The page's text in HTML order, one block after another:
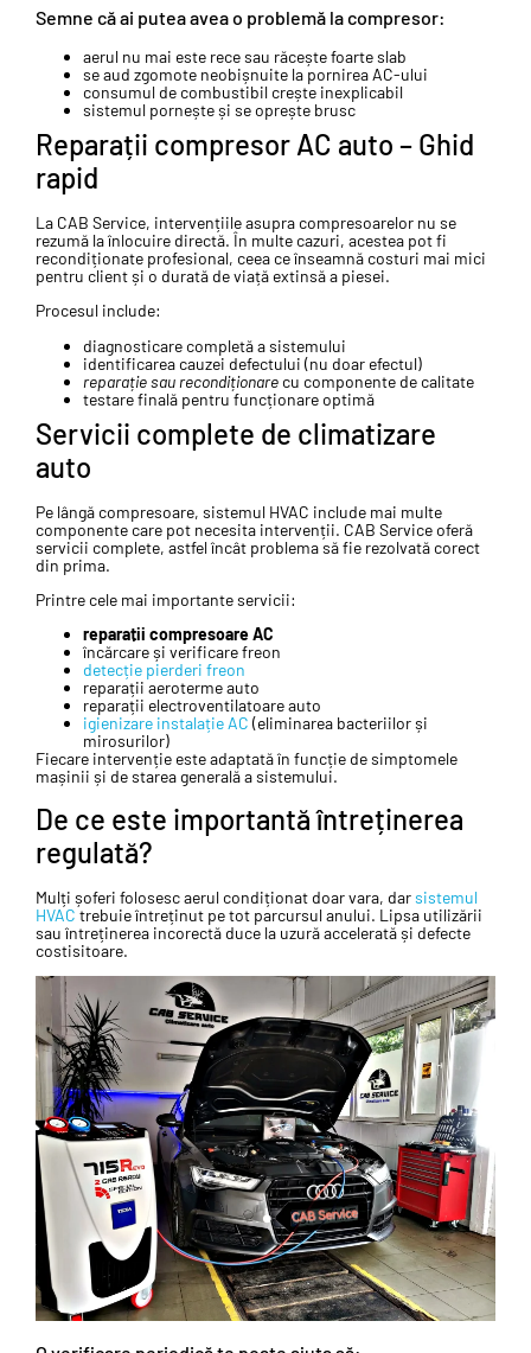
Semne că ai putea avea o problemă la compresor:
aerul nu mai este rece sau răcește foarte slab
se aud zgomote neobișnuite la pornirea AC-ului
consumul de combustibil crește inexplicabil
sistemul pornește și se oprește brusc
Reparații compresor AC auto – Ghid
rapid
La CAB Service, intervențiile asupra compresoarelor nu se
rezumă la înlocuire directă. În multe cazuri, acestea pot fi
recondiționate profesional, ceea ce înseamnă costuri mai mici
pentru client și o durată de viață extinsă a piesei.
Procesul include:
diagnosticare completă a sistemului
identificarea cauzei defectului (nu doar efectul)
reparație sau recondiționarecu componente de calitate
testare finală pentru funcționare optimă
Servicii complete de climatizare
auto
Pe lângă compresoare, sistemul HVAC include mai multe
componente care pot necesita intervenții. CAB Service oferă
servicii complete, astfel încât problema să fie rezolvată corect
din prima.
Printre cele mai importante servicii:
reparații compresoare AC
încărcare și verificare freon
detecție pierderi freon
reparații aeroterme auto
reparații electroventilatoare auto
igienizare instalație AC (eliminarea bacteriilor și
mirosurilor)
Fiecare intervenție este adaptată în funcție de simptomele
mașinii și de starea generală a sistemului.
De ce este importantă întreținerea
regulată?
Mulți șoferi folosesc aerul condiționat doar vara, darsistemul
HVAC trebuie întreținut pe tot parcursul anului. Lipsa utilizării
sau întreținerea incorectă duce la uzură accelerată și defecte
costisitoare.